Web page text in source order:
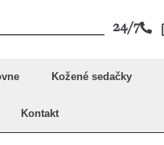
24/7
Kožené sedačky
Kontakt